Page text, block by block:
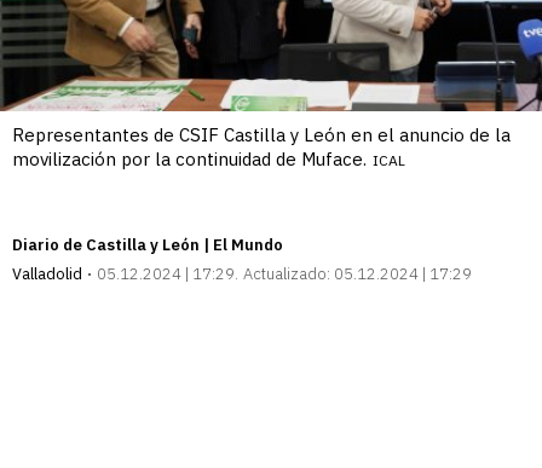
Representantes de CSIF Castilla y León en el anuncio de la
movilización por la continuidad de Muface. ICAL
Diario de Castilla y León | El Mundo
Valladolid
05.12.2024 | 17:29 Actualizado: 05.12.2024 | 17:29